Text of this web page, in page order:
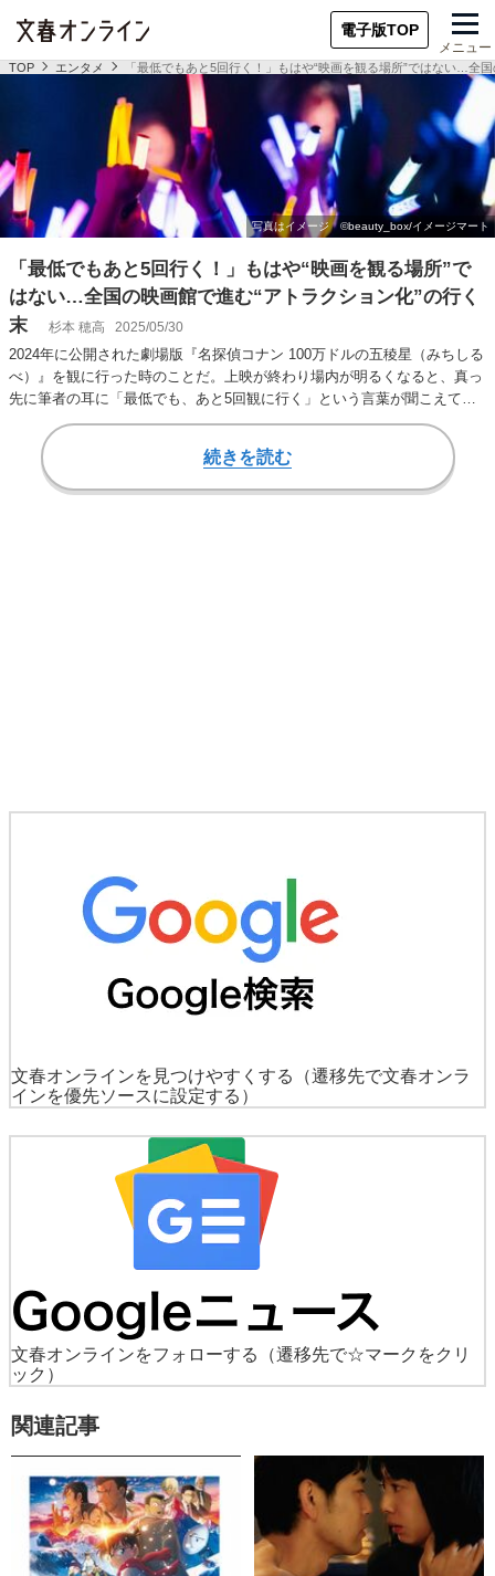
電子版TOP
メニュー
TOP エンタメ 「最低でもあと5回行く！」もはや“映画を観る場所”ではない…全
「最低でもあと5回行く！」もはや“映画を観る場所”で
はない…全国の映画館で進む“アトラクション化”の行く
末
杉本 穂高 2025/05/30
2024年に公開された劇場版『名探偵コナン 100万ドルの五稜星（みちしる
べ）』を観に行った時のことだ。上映が終わり場内が明るくなると、真っ
先に筆者の耳に「最低でも、あと5回観に行く」という言葉が聞こえてき
た。見知…
続きを読む
文春オンラインを見つけやすくする
（遷移先で文春オンラ
インを優先ソースに設定する）
文春オンラインをフォローする
（遷移先で☆マークをクリ
ック）
関連記事